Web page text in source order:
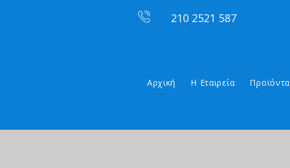
210 2521 587
Αρχική Η Εταιρεία Προϊόντα